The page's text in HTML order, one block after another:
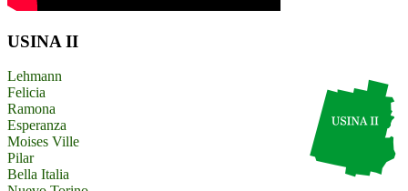
USINA II
Lehmann
Felicia
Ramona
Esperanza
Moises Ville
Pilar
Bella Italia